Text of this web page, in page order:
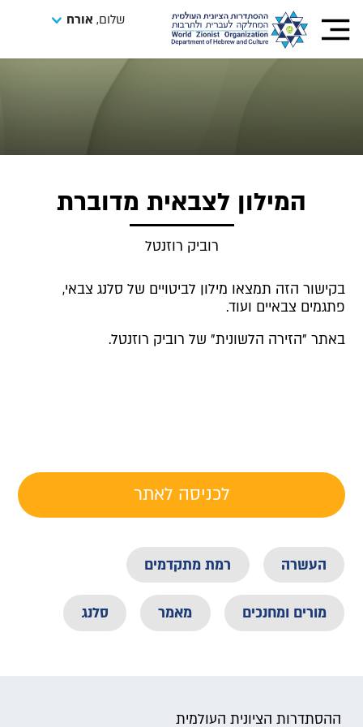
שלום, אורח
המילון לצבאית מדוברת
רוביק רוזנטל
בקישור הזה תמצאו מילון לביטויים של סלנג צבאי,
פתגמים צבאיים ועוד.
באתר "הזירה הלשונית" של רוביק רוזנטל.
לכניסה לאתר
העשרה רמת מתקדמים
מורים ומחנכים מאמר סלנג
ההסתדרות הציונית העולמית